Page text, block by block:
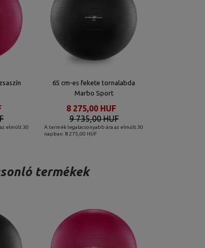
elmúlt 30
65 cm-es fekete tornalabda
Marbo Sport
A termék legalacsonyabb ára az elmúlt 30
napban: 8 275,00 HUF
9 735,00 HUF
8 275,00 HUF
termékek